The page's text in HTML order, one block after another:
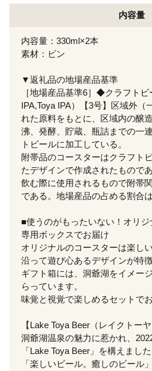
内容量
内容量：330ml×2本
素材：ビン
▼返礼品の地場産品基準
［地場産品基準6］◆クラフトビ
IPA,Toya IPA）【3号】区域外（
れた原料をもとに、区域内の醸
沸、発酵、貯蔵、瓶詰までの一
トビールに加工している。
附帯品のコースターはクラフト
たデザインで作成されたもので
飲む際に使用されるもので附帯
である。地場産品の占める割合
■使うのがもったいない！オリ
専用ボックスでお届け
オリジナルのコースターは楽し
沿って遊び心あるデザインが特徴
ギフト箱には、洞爺湖をイメー
らっています。
味覚と視覚で楽しめるセットで
【Lake Toya Beer（レイクトーヤ
洞爺湖温泉の魅力に惹かれ、
「Lake Toya Beer」を構えました
「楽しいビール。癒しのビール